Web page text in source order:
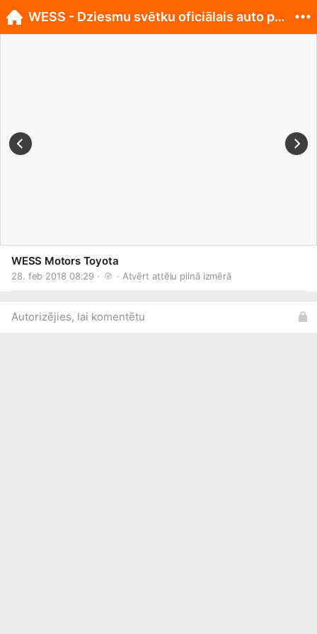
WESS Motors Toyota
28. feb 2018 08:29 · · Atvērt attēlu pilnā izmērā
Autorizējies, lai komentētu
WESS - Dziesmu svētku oficiālais auto partneris